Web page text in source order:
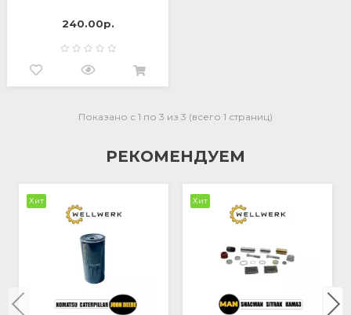
240.00р.
Показано с 1 по 3 из 3 (всего 1 страниц)
РЕКОМЕНДУЕМ
Хит Хит